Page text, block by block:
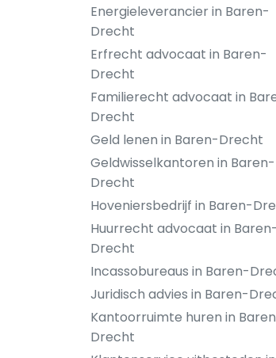
Energieleverancier in Baren-
Drecht
Erfrecht advocaat in Baren-
Drecht
Familierecht advocaat in
Drecht
Geld lenen in Baren-Drecht
Geldwisselkantoren in Baren-
Drecht
Hoveniersbedrijf in Baren-
Huurrecht advocaat in Baren-
Drecht
Incassobureaus in Baren-
Juridisch advies in Baren-
Kantoorruimte huren in
Drecht